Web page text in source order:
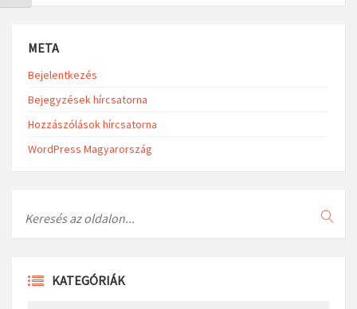
META
Bejelentkezés
Bejegyzések hírcsatorna
Hozzászólások hírcsatorna
WordPress Magyarország
KATEGÓRIÁK